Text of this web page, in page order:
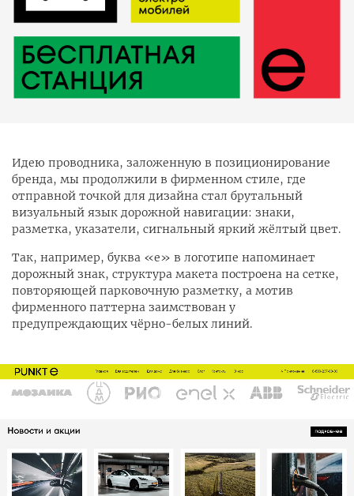
Идею проводника, заложенную в позиционирование
бренда, мы продолжили в фирменном стиле, где
отправной точкой для дизайна стал брутальный
визуальный язык дорожной навигации: знаки,
разметка, указатели, сигнальный яркий жёлтый цвет.
Так, например, буква «е» в логотипе напоминает
дорожный знак, структура макета построена на сетке,
повторяющей парковочную разметку, а мотив
фирменного паттерна заимствован у
предупреждающих чёрно-белых линий.